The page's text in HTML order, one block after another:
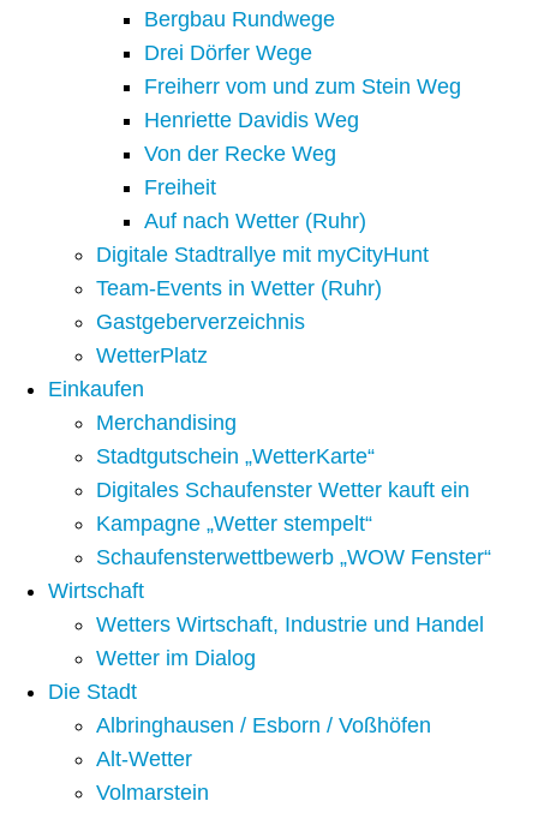
Bergbau Rundwege
Drei Dörfer Wege
Freiherr vom und zum Stein Weg
Henriette Davidis Weg
Von der Recke Weg
Freiheit
Auf nach Wetter (Ruhr)
Digitale Stadtrallye mit myCityHunt
Team-Events in Wetter (Ruhr)
Gastgeberverzeichnis
WetterPlatz
Einkaufen
Merchandising
Stadtgutschein „WetterKarte“
Digitales Schaufenster Wetter kauft ein
Kampagne „Wetter stempelt“
Schaufensterwettbewerb „WOW Fenster“
Wirtschaft
Wetters Wirtschaft, Industrie und Handel
Wetter im Dialog
Die Stadt
Albringhausen / Esborn / Voßhöfen
Alt-Wetter​
Volmarstein